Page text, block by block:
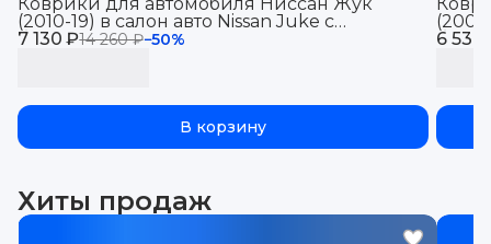
7 130 ₽14 260 ₽−50%
(2010-19) в салон авто Nissan Juke с
бортиками, эва, eva
В корзину
6 530
Хиты продаж